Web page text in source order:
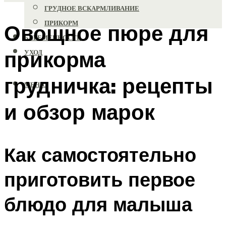
ГРУДНОЕ ВСКАРМЛИВАНИЕ
ПРИКОРМ
БЕРЕМЕННОСТЬ
УХОД
МЕНЮ
Овощное пюре для
прикорма
грудничка: рецепты
и обзор марок
Как самостоятельно
приготовить первое
блюдо для малыша